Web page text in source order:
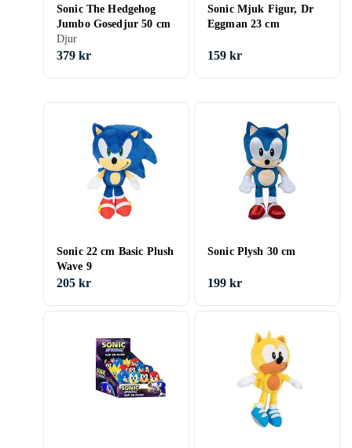
Sonic The Hedgehog
Jumbo Gosedjur 50 cm
Djur
379 kr
Sonic Mjuk Figur, Dr
Eggman 23 cm
159 kr
Sonic 22 cm Basic Plush
Wave 9
205 kr
Sonic Plysh 30 cm
199 kr